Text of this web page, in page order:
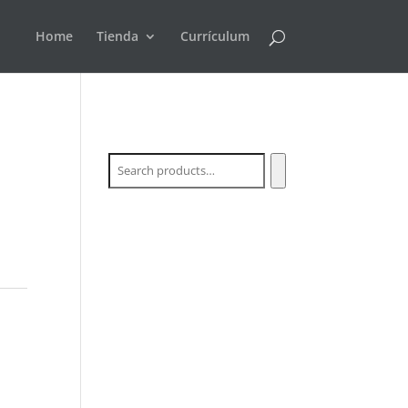
Home Tienda Currículum